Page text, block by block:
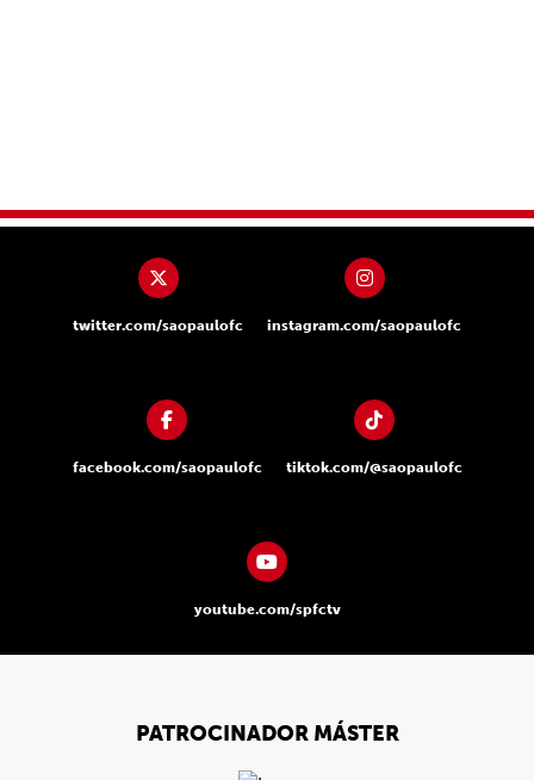
twitter.com/saopaulofc instagram.com/saopaulofc
facebook.com/saopaulofc tiktok.com/@saopaulofc
youtube.com/spfctv
PATROCINADOR MÁSTER